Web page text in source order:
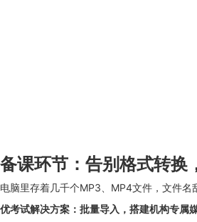
备课环节：告别格式转换
电脑里存着几千个MP3、MP4文件，文件
优考试解决方案：批量导入，搭建机构专属